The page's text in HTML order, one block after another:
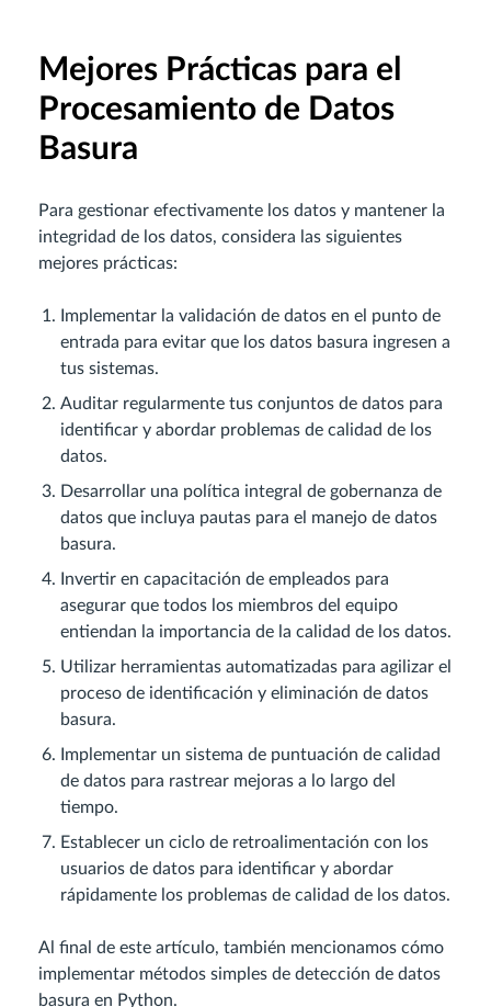
Mejores Prácticas para el
Procesamiento de Datos
Basura
Para gestionar efectivamente los datos y mantener la
integridad de los datos, considera las siguientes
mejores prácticas:
Implementar la validación de datos en el punto de
entrada para evitar que los datos basura ingresen a
tus sistemas.
Auditar regularmente tus conjuntos de datos para
identificar y abordar problemas de calidad de los
datos.
Desarrollar una política integral de gobernanza de
datos que incluya pautas para el manejo de datos
basura.
Invertir en capacitación de empleados para
asegurar que todos los miembros del equipo
entiendan la importancia de la calidad de los datos.
Utilizar herramientas automatizadas para agilizar el
proceso de identificación y eliminación de datos
basura.
Implementar un sistema de puntuación de calidad
de datos para rastrear mejoras a lo largo del
tiempo.
Establecer un ciclo de retroalimentación con los
usuarios de datos para identificar y abordar
rápidamente los problemas de calidad de los datos.
Al final de este artículo, también mencionamos cómo
implementar métodos simples de detección de datos
basura en Python.